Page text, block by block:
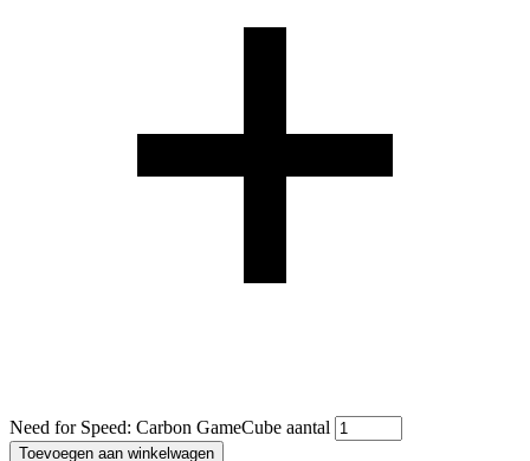
Need for Speed: Carbon GameCube aantal
Toevoegen aan winkelwagen